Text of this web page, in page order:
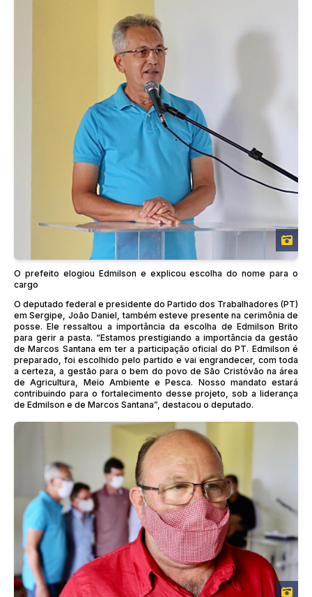
O prefeito elogiou Edmilson e explicou escolha do nome para o
cargo
O deputado federal e presidente do Partido dos Trabalhadores (PT)
em Sergipe, João Daniel, também esteve presente na cerimônia de
posse. Ele ressaltou a importância da escolha de Edmilson Brito
para gerir a pasta. “Estamos prestigiando a importância da gestão
de Marcos Santana em ter a participação oficial do PT. Edmilson é
preparado, foi escolhido pelo partido e vai engrandecer, com toda
a certeza, a gestão para o bem do povo de São Cristóvão na área
de Agricultura, Meio Ambiente e Pesca. Nosso mandato estará
contribuindo para o fortalecimento desse projeto, sob a liderança
de Edmilson e de Marcos Santana”, destacou o deputado.